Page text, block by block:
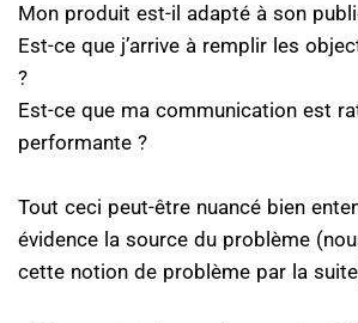
Mon produit est-il adapté à son
Est-ce que j’arrive à remplir les
?
Est-ce que ma communication est
performante ?
Tout ceci peut-être nuancé bien
évidence la source du problème
cette notion de problème par la